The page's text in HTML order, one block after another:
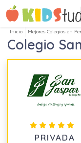
Inicio Mejores Colegios en
Colegio
PRIVADA